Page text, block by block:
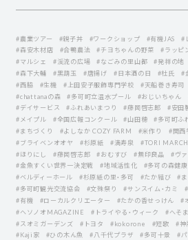
#農業ツアー #親子丼 #ワークショップ #有機JAS #
#森安木材店
#合鴨農法 #チヨちゃんの野菜 #ラッピ
#マルシェ
#渓流の広場 #なごみの里山都 #発祥の地
#森下大輔
#黒葫玉 #唐揚げ #日本酒の日 #杜氏 #
#西脇
#生機 #上田安子服飾専門学校 #天船巻き寿司
#chattanaの森
#多可町立温水プール #おじいちゃん
#デイサービス
#ふれあいまつり #藤岡啓志郞 #安田
#メイプル
#全国広報コンクール #山田穂 #多可町ふ
#まちづくり
#よしなか COZY FARM #米作り #関西
#ブライベンオオヤ
#杉原紙 #満寿泉 #TORI
#ほりにし
#藤岡啓志郎 #おむすび #無印良品
#ヴ
#金魚すくい世界一決定戦
#地域活性化 #多可の森健
#ベルディーホール
#杉原紙の里・多可 #たか結び
#
#多可町観光交流協会
#文殊祭り #サンスイム・カミ
#有機
#ローカルクリエーター #たかの香せっけん #
#ヘソノオMAGAZINE
#トライやる・ウィーク #へそ
#スオミガーデンズ
#トヨタ #kokorone #短歌 #神
#Kaji家
#ひの木ん魚 #八千代プラザ #多可十景
#